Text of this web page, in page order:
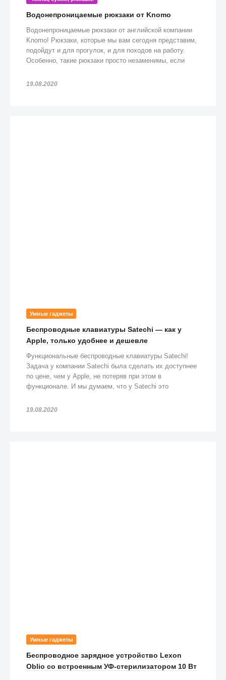
Водонепроницаемые рюкзаки от Knomo
Водонепроницаемые рюкзаки от английской компании
Knomo! Рюкзаки, которые мы вам сегодня представим,
подойдут и для прогулок, и для походов на работу.
Особенно, такие рюкзаки просто незаменимы, если
19.08.2020
Умные гаджеты
Беспроводные клавиатуры Satechi — как у
Apple, только удобнее и дешевле
Функциональные беспроводные клавиатуры Satechi!
Задача у компании Satechi была сделать их доступнее
по цене, чем у Apple, не потеряв при этом в
функционале. И мы думаем, что у Satechi это
19.08.2020
Умные гаджеты
Беспроводное зарядное устройство Lexon
Oblio со встроенным УФ-стерилизатором 10 Вт